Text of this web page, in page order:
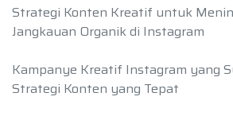
Strategi Konten Kreatif untuk
Jangkauan Organik di Instagram
Kampanye Kreatif Instagram yang
Strategi Konten yang Tepat